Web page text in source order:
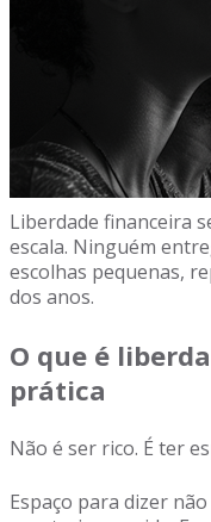
Liberdade financeira
escala. Ninguém
escolhas pequenas,
dos anos.
O que é
prática
Não é ser rico. É ter
Espaço para dizer